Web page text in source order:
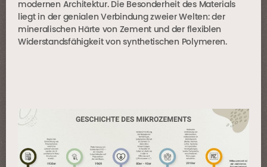
modernen Architektur. Die Besonderheit des Materials
liegt in der genialen Verbindung zweier Welten: der
mineralischen Härte von Zement und der flexiblen
Widerstandsfähigkeit von synthetischen Polymeren.